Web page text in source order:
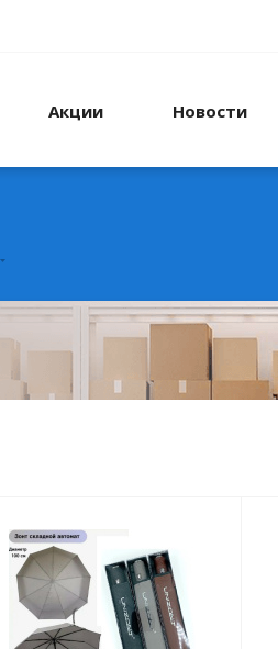
Акции Новости